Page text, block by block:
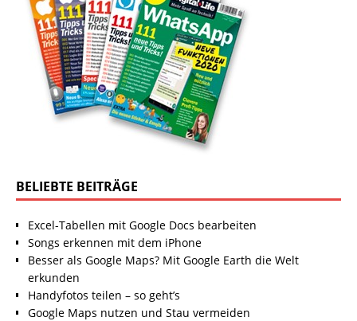
BELIEBTE BEITRÄGE
Excel-Tabellen mit Google Docs bearbeiten
Songs erkennen mit dem iPhone
Besser als Google Maps? Mit Google Earth die Welt
erkunden
Handyfotos teilen – so geht’s
Google Maps nutzen und Stau vermeiden